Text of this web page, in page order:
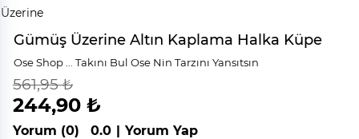
Gümüş Üzerine Altın Kaplama Halka Küpe
Ose Shop ... Takını Bul Ose Nin Tarzını Yansıtsın
%56
indirim
561,95 ₺
244,90 ₺
Yorum (0) 0.0 | Yorum Yap